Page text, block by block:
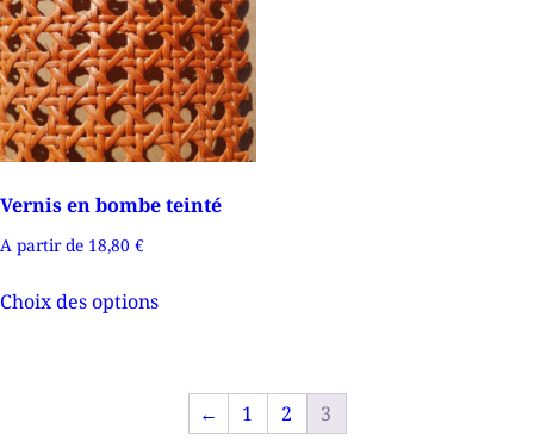
Vernis en bombe teinté
A partir de 18,80 €
Choix des options
← 1 2 3